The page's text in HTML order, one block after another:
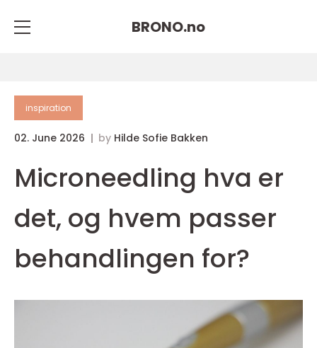
BRONO.no
inspiration
02. June 2026 by Hilde Sofie Bakken
Microneedling hva er
det, og hvem passer
behandlingen for?